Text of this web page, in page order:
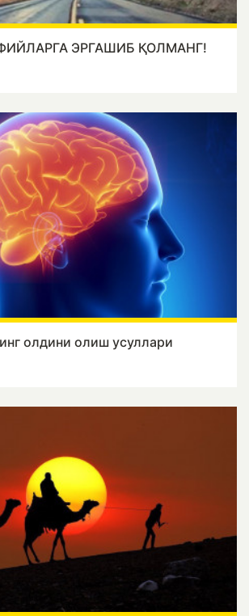
ЭРГАШИБ ҚОЛМАНГ!
олдини олиш усуллари